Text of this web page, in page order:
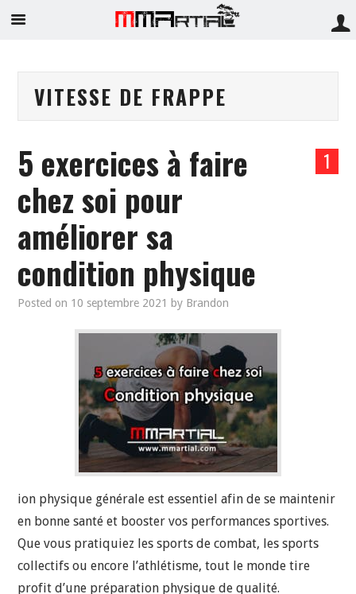
VITESSE DE FRAPPE
1
5 exercices à faire
chez soi pour
améliorer sa
condition physique
Posted on 10 septembre 2021 by Brandon
ion physique générale est essentiel afin de se maintenir
en bonne santé et booster vos performances sportives.
Que vous pratiquiez les sports de combat, les sports
collectifs ou encore l’athlétisme, tout le monde tire
profit d’une préparation physique de qualité.